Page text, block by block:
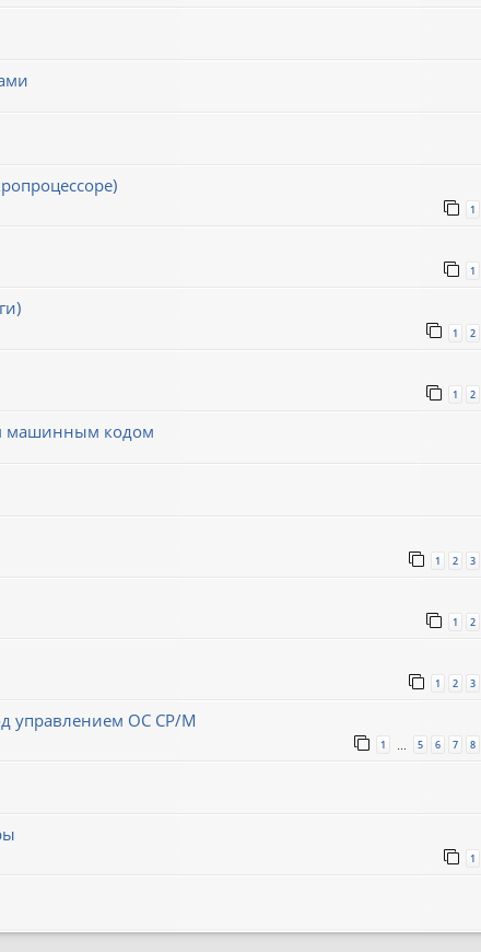
1
1
1 2
1 2
машинным кодом
1 2 3
1 2
1 2 3
управлением ОС CP/M
1 … 5 6 7 8
1